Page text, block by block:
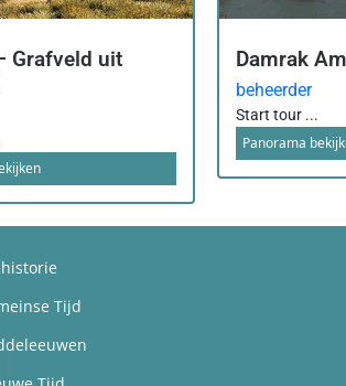
Grafveld uit
Damrak
beheerder
Start tour ...
Panorama
Tijd